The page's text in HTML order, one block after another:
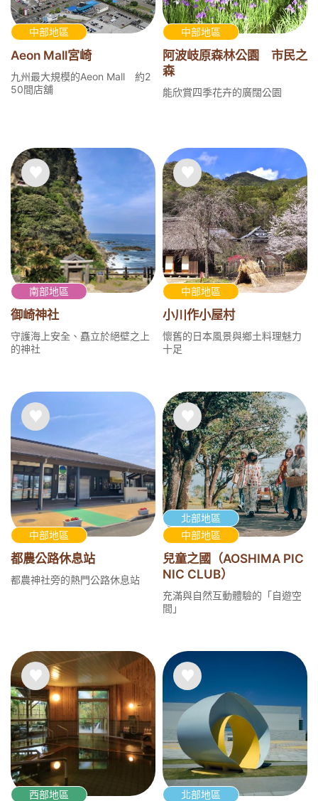
中部地區
Aeon Mall宮崎
九州最大規模的Aeon Mall 約2
50間店舖
中部地區
阿波岐原森林公園 市民之
森
能欣賞四季花卉的廣闊公園
南部地區
御崎神社
守護海上安全、矗立於絕壁之上
的神社
中部地區
小川作小屋村
懷舊的日本風景與鄉土料理魅力
十足
中部地區
都農公路休息站
都農神社旁的熱門公路休息站
北部地區
中部地區
兒童之國（AOSHIMA PIC
NIC CLUB）
充滿與自然互動體驗的「自遊空
間」
西部地區 北部地區